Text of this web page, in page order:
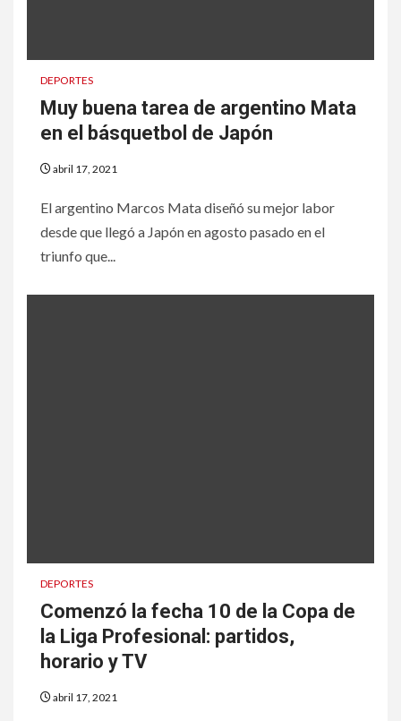
DEPORTES
Muy buena tarea de argentino Mata
en el básquetbol de Japón
abril 17, 2021
El argentino Marcos Mata diseñó su mejor labor
desde que llegó a Japón en agosto pasado en el
triunfo que...
DEPORTES
Comenzó la fecha 10 de la Copa de
la Liga Profesional: partidos,
horario y TV
abril 17, 2021